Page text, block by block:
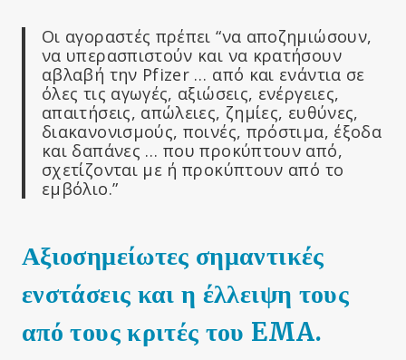
Οι αγοραστές πρέπει “να αποζημιώσουν,
να υπερασπιστούν και να κρατήσουν
αβλαβή την Pfizer … από και ενάντια σε
όλες τις αγωγές, αξιώσεις, ενέργειες,
απαιτήσεις, απώλειες, ζημίες, ευθύνες,
διακανονισμούς, ποινές, πρόστιμα, έξοδα
και δαπάνες … που προκύπτουν από,
σχετίζονται με ή προκύπτουν από το
εμβόλιο.”
Αξιοσημείωτες σημαντικές
ενστάσεις και η έλλειψη τους
από τους κριτές του EMA.